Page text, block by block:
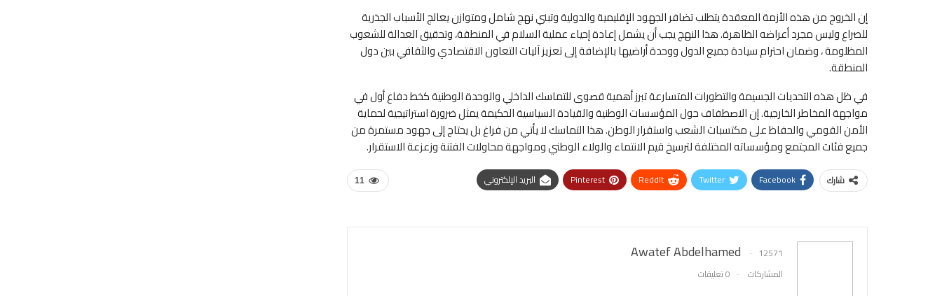
إن الخروج من هذه الأزمة المعقدة يتطلب تضافر الجهود الإقليمية والدولية وتبني نهج شامل ومتوازن يعالج الأسباب الجذرية
للصراع وليس مجرد أعراضه الظاهرة. هذا النهج يجب أن يشمل إعادة إحياء عملية السلام في المنطقة، وتحقيق العدالة للشعوب
المظلومة ، وضمان احترام سيادة جميع الدول ووحدة أراضيها بالإضافة إلى تعزيز آليات التعاون الاقتصادي والثقافي بين دول
المنطقة.
في ظل هذه التحديات الجسيمة والتطورات المتسارعة تبرز أهمية قصوى للتماسك الداخلي والوحدة الوطنية كخط دفاع أول في
مواجهة المخاطر الخارجية. إن الاصطفاف حول المؤسسات الوطنية والقيادة السياسية الحكيمة يمثل ضرورة استراتيجية لحماية
الأمن القومي والحفاظ على مكتسبات الشعب واستقرار الوطن. هذا التماسك لا يأتي من فراغ بل يحتاج إلى جهود مستمرة من
جميع فئات المجتمع ومؤسساته المختلفة لترسيخ قيم الانتماء والولاء الوطني ومواجهة محاولات الفتنة وزعزعة الاستقرار.
11 شارك Facebook
Twitter
ReddIt
Pinterest البريد الإلكتروني
Awatef Abdelhamed
12571
المشاركات
0 تعليقات